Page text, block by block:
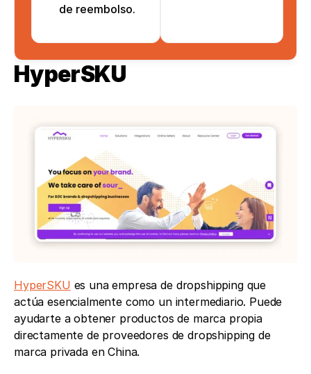
de reembolso.
HyperSKU
HyperSKU es una empresa de dropshipping que
actúa esencialmente como un intermediario. Puede
ayudarte a obtener productos de marca propia
directamente de proveedores de dropshipping de
marca privada en China.